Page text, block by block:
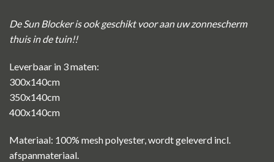
De Sun Blocker is ook geschikt voor aan uw zonnescherm
thuis in de tuin!!
Leverbaar in 3 maten:
300x140cm
350x140cm
400x140cm
Materiaal: 100% mesh polyester, wordt geleverd incl.
afspanmateriaal.